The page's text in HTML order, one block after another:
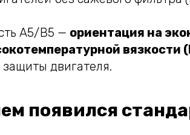
A5/B5 — ориентация на
вязкости
двигателя.
появился